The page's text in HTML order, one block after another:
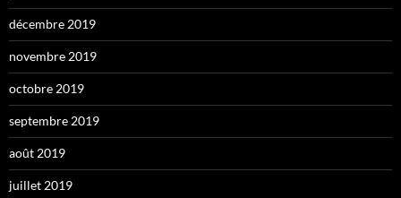
décembre 2019
novembre 2019
octobre 2019
septembre 2019
août 2019
juillet 2019